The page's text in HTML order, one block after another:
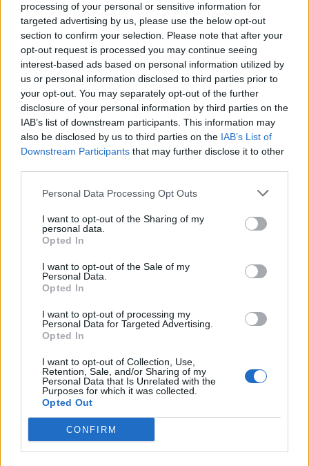
processing of your personal or sensitive information for
targeted advertising by us, please use the below opt-out
section to confirm your selection. Please note that after your
opt-out request is processed you may continue seeing
interest-based ads based on personal information utilized by
us or personal information disclosed to third parties prior to
your opt-out. You may separately opt-out of the further
disclosure of your personal information by third parties on the
IAB’s list of downstream participants. This information may
also be disclosed by us to third parties on the IAB’s List of
Downstream Participants that may further disclose it to other
Personal Data Processing Opt Outs
I want to opt-out of the Sharing of my
personal data.
Opted In
I want to opt-out of the Sale of my
Personal Data.
Opted In
I want to opt-out of processing my
Personal Data for Targeted Advertising.
Opted In
I want to opt-out of Collection, Use,
Retention, Sale, and/or Sharing of my
Personal Data that Is Unrelated with the
Purposes for which it was collected.
Opted Out
CONFIRM
Afficher la carte